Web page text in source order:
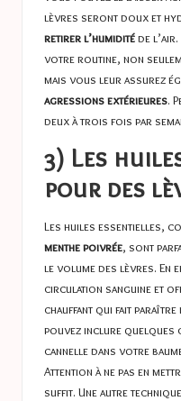
lèvres seront doux et
retirer l’humiditéde
votre routine, non
mais vous leur assurez
agressions extérieures.
deux à trois fois par
3) Les
pour des
Les huiles essentielles,
menthe poivrée, sont
le volume des lèvres. En
circulation sanguine et
chauffant qui fait paraître
pouvez inclure quelques
cannelle dans votre
Attention à ne pas en
suffit. Une autre